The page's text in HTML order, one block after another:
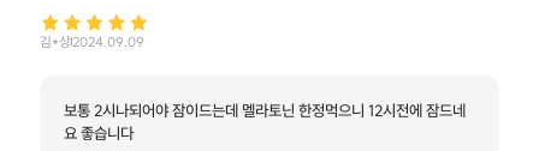
김*상2024.09.09
보통 2시나되어야 잠이드는데 멜라토닌 한정먹으니 12시전에 잠드네
요 좋습니다